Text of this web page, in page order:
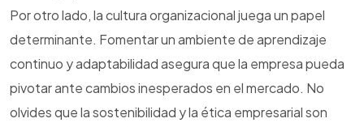
Por otro lado, la cultura organizacional juega un papel
determinante. Fomentar un ambiente de aprendizaje
continuo y adaptabilidad asegura que la empresa pueda
pivotar ante cambios inesperados en el mercado. No
olvides que la sostenibilidad y la ética empresarial son